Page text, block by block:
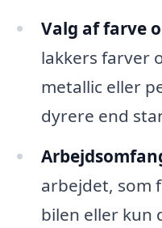
Valg af farve
lakkers farver
metallic eller
dyrere end
arbejdet, som
bilen eller kun